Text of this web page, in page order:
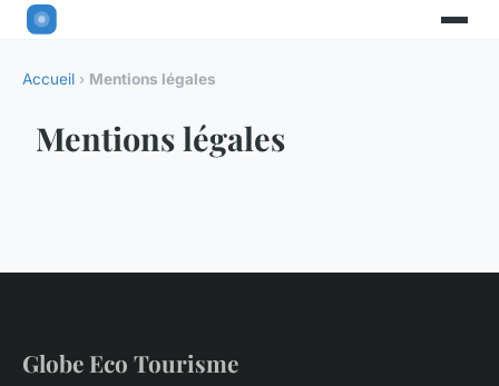
Accueil › Mentions légales
Mentions légales
Globe Eco Tourisme